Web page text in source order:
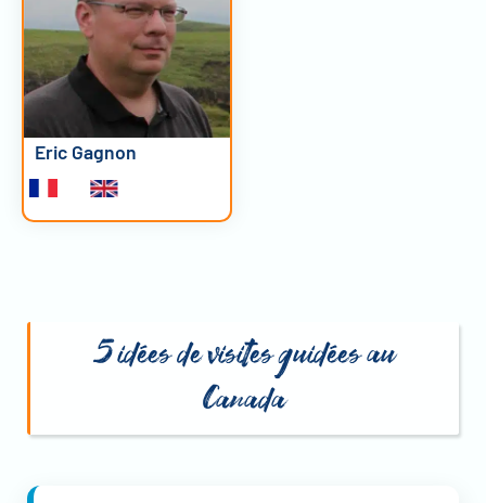
Eric Gagnon
5 idées de visites guidées au
Canada